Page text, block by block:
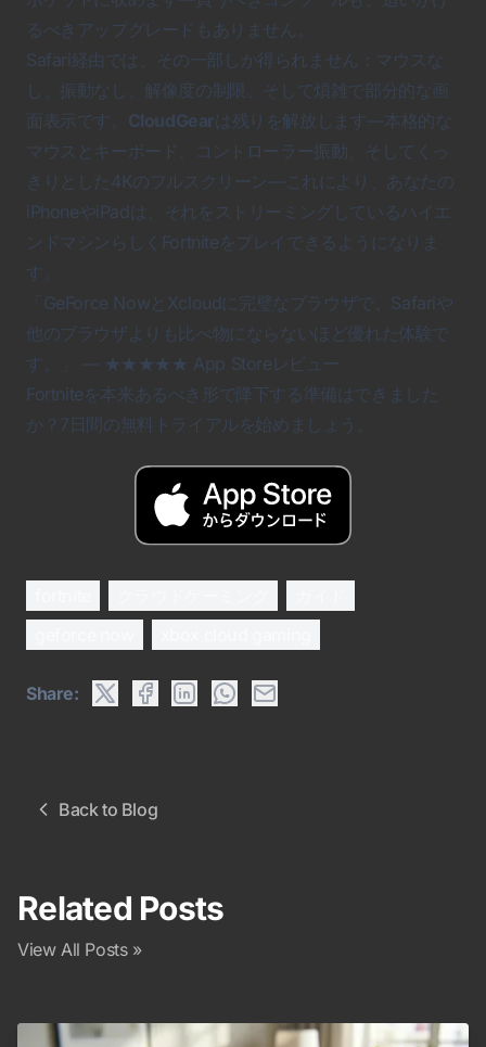
るべきアップグレードもありません。
Safari経由では、その一部しか得られません：マウスな
し、振動なし、解像度の制限、そして煩雑で部分的な画
面表示です。 CloudGearは残りを解放します—本格的な
マウスとキーボード、コントローラー振動、そしてくっ
きりとした4Kのフルスクリーン—これにより、あなたの
iPhoneやiPadは、それをストリーミングしているハイエ
ンドマシンらしく Fortniteをプレイできるようになりま
す。
「GeForce NowとXcloudに完璧なブラウザで、Safariや
他のブラウザよりも比べ物にならないほど優れた体験で
す。」 — ★★★★★ App Storeレビュー
Fortniteを本来あるべき形で降下する準備はできました
か？7日間の無料トライアルを始めましょう。
Share:
Back to Blog
Related Posts
View All Posts »